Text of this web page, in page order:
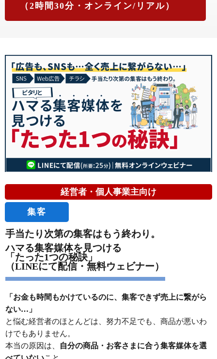
（2時間30分・オンライン/リアル）
経営者・個人事業主向け
集客
手当たり次第の集客はもう終わり。
ハマる集客媒体を見つける
「たった1つの秘訣」
（LINEにて配信・無料ウェビナー）
「お金も時間もかけているのに、集客できず売上に繋がら
ない…」
と悩む経営者のほとんどは、努力不足でも、商品が悪いわ
けでもありません。
本当の原因は、
自分の商品・お客さまに合う集客媒体を選